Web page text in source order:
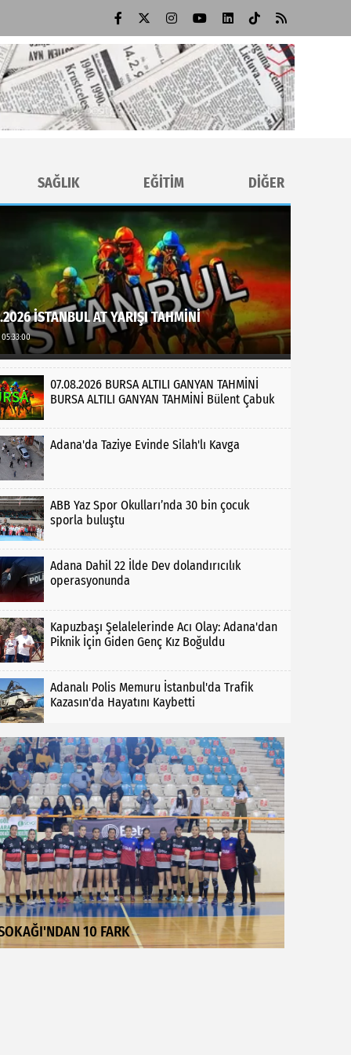
SAĞLIK EĞİTİM DİĞER
İSTANBUL AT YARIŞI TAHMİNİ
07.08.2026 BURSA ALTILI GANYAN TAHMİNİ
BURSA ALTILI GANYAN TAHMİNİ Bülent Çabuk
Adana'da Taziye Evinde Silah'lı Kavga
ABB Yaz Spor Okulları’nda 30 bin çocuk
sporla buluştu
Adana Dahil 22 İlde Dev dolandırıcılık
operasyonunda
Kapuzbaşı Şelalelerinde Acı Olay: Adana'dan
Piknik İçin Giden Genç Kız Boğuldu
Adanalı Polis Memuru İstanbul'da Trafik
Kazasın'da Hayatını Kaybetti
10 FARK